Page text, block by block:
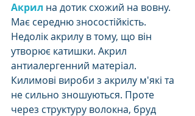
Акрил на дотик схожий на вовну.
Має середню зносостійкість.
Недолік акрилу в тому, що він
утворює катишки. Акрил
антиалергенний матеріал.
Килимові вироби з акрилу м'які та
не сильно зношуються. Проте
через структуру волокна, бруд